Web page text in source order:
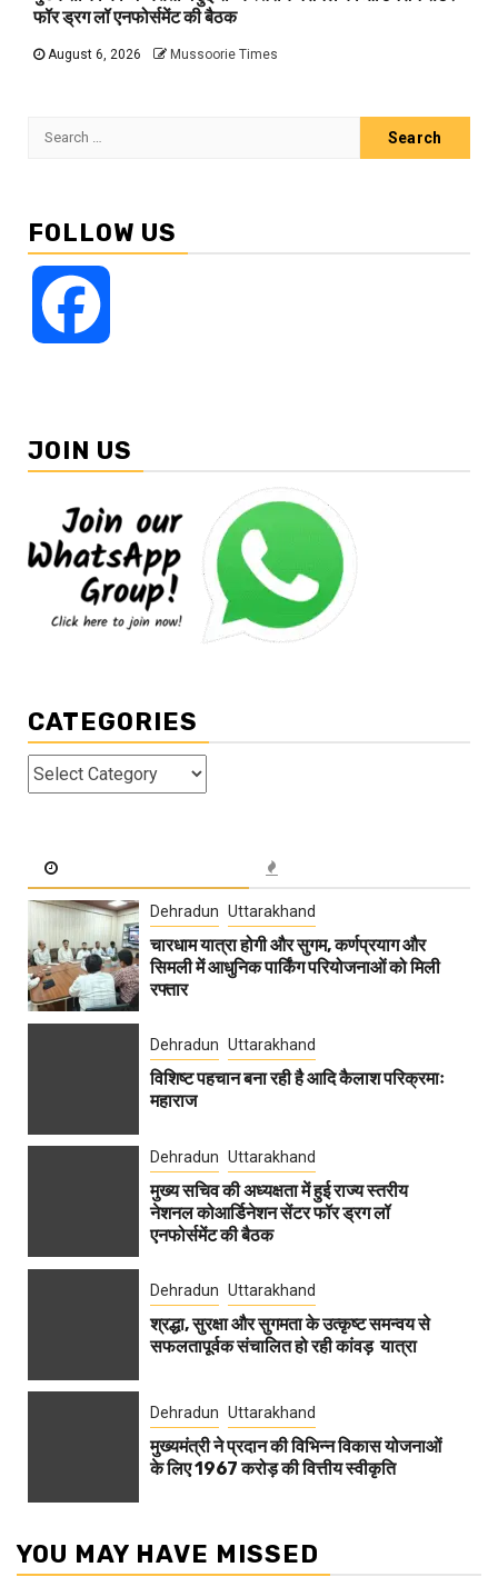
फॉर ड्रग लॉ एनफोर्समेंट की बैठक
August 6, 2026 Mussoorie Times
Search
FOLLOW US
JOIN US
CATEGORIES
Categories
Dehradun Uttarakhand
चारधाम यात्रा होगी और सुगम, कर्णप्रयाग और
सिमली में आधुनिक पार्किंग परियोजनाओं को मिली
रफ्तार
Dehradun Uttarakhand
विशिष्ट पहचान बना रही है आदि कैलाश परिक्रमाः
महाराज
Dehradun Uttarakhand
मुख्य सचिव की अध्यक्षता में हुई राज्य स्तरीय
नेशनल कोआर्डिनेशन सेंटर फॉर ड्रग लॉ
एनफोर्समेंट की बैठक
Dehradun Uttarakhand
श्रद्धा, सुरक्षा और सुगमता के उत्कृष्ट समन्वय से
सफलतापूर्वक संचालित हो रही कांवड़ यात्रा
Dehradun Uttarakhand
मुख्यमंत्री ने प्रदान की विभिन्न विकास योजनाओं
के लिए 1967 करोड़ की वित्तीय स्वीकृति
YOU MAY HAVE MISSED